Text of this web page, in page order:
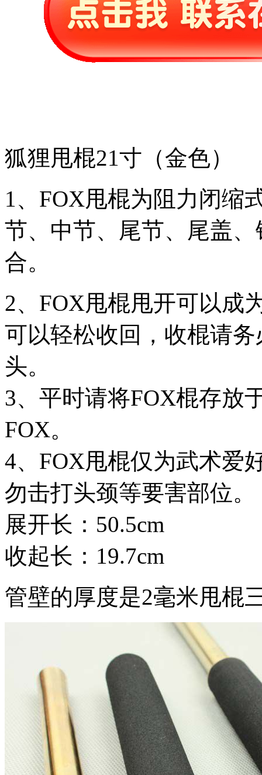
狐狸甩棍21寸（金色）
1、FOX甩棍为阻力闭缩
节、中节、尾节、尾盖
合。
2、FOX甩棍甩开可以成
可以轻松收回，收棍请
头。
3、平时请将FOX棍存放
FOX。
4、FOX甩棍仅为武术爱
勿击打头颈等要害部位。
展开长：50.5cm
收起长：19.7cm
管壁的厚度是2毫米甩棍